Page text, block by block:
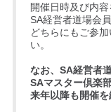
開催日時及び内
SA経営者道場会
どちらにもご参
い。
なお、SA経営者
SAマスター倶楽
来年以降も開催を